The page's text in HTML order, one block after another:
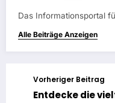
Das Informationsportal
Alle Beiträge Anzeigen
Vorheriger Beitrag
Entdecke die